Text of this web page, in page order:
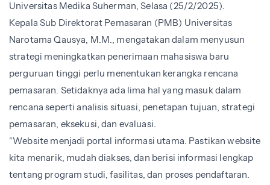
Universitas Medika Suherman, Selasa (25/2/2025).
Kepala Sub Direktorat Pemasaran (PMB) Universitas
Narotama Qausya, M.M., mengatakan dalam menyusun
strategi meningkatkan penerimaan mahasiswa baru
perguruan tinggi perlu menentukan kerangka rencana
pemasaran. Setidaknya ada lima hal yang masuk dalam
rencana seperti analisis situasi, penetapan tujuan, strategi
pemasaran, eksekusi, dan evaluasi.
“Website menjadi portal informasi utama. Pastikan website
kita menarik, mudah diakses, dan berisi informasi lengkap
tentang program studi, fasilitas, dan proses pendaftaran.